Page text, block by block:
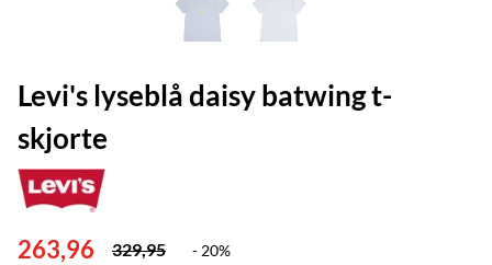
Levi's lyseblå daisy batwing t-
skjorte
263,96 329,95 - 20%